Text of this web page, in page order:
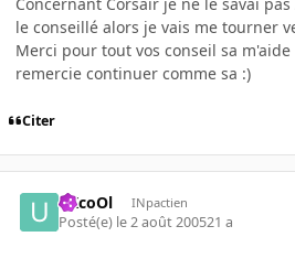
le conseillé alors je vais me tourner
Merci pour tout vos conseil sa m'aide
remercie continuer comme sa :)
Citer
uXcoOl INpactien
Posté(e) le 2 août 200521 a